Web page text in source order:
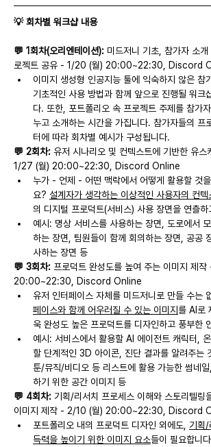
💡 회차별 워크샵 내용
💬 1회차(오리엔테이션): 미드저니 기초, 참가자 소
로젝트 공유 - 1/20 (월) 20:00~22:30, Discord
이미지 생성형 인공지능 툴에 익숙하지 않은 참
기초적인 사용 방법과 함께 앞으로 진행될 워크
다. 또한, 포트폴리오 속 프로젝트 주제를 참가
누고 소개하는 시간을 가집니다. 참가자들의 프
터에 따라 회차별 예시가 구성됩니다.
💬 2회차: 유저 시나리오 및 컨텍스트에 기반한 유스
1/27 (월) 20:00~22:30, Discord Online
누가 - 언제 - 어떤 맥락에서 어떻게 활용할 것
요? 설계자가 생각하는 이상적인 사용자의 컨텍
의 디지털 프로덕트(서비스) 사용 장면을 연츨
예시: 명상 서비스를 사용하는 장면, 도로에서
하는 장면, 팀원들이 함께 회의하는 장면, 공공
사하는 장면 등
💬 3회차: 프로덕트 완성도를 높여 주는 이미지 제
20:00~22:30, Discord Online
유저 인터페이스 자체를 미드저니로 만들 수는
페이스와 함께 어우러질 수 있는 이미지를 AI로
욱 완성도 높은 프로덕트를 디자인하고 풍부한
예시: 서비스에서 활용할 AI 에이전트 캐릭터,
할 단계적인 3D 아이콘, 진단 결과를 알려주는
툰/뮤직/비디오 등 리스트에 활용 가능한 썸네
하기 위한 공간 이미지 등
💬 4회차: 기획/리서치 프로세스 이해와 스토리텔링
이미지 제작 - 2/10 (월) 20:00~22:30, Discord
포트폴리오 내의 프로덕트 디자인 외에도, 기획/
득력을 높이기 위한 이미지 요소들이 필요합니